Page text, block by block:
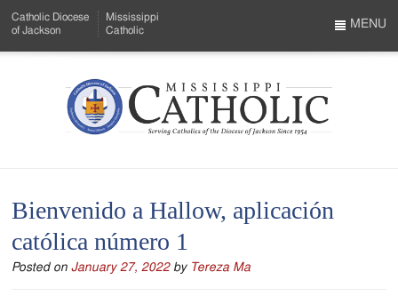
to
Menu
Content
Catholic Diocese
of Jackson
Mississippi
Catholic
Mississippi
Serving
Catholics
of
MENU
Bienvenido a Hallow, aplicación
católica número 1
Posted onJanuary 27, 2022 by Tereza Ma